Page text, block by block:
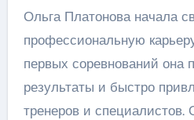
Ольга Платонова начала
профессиональную
первых соревнований она
результаты и быстро
тренеров и